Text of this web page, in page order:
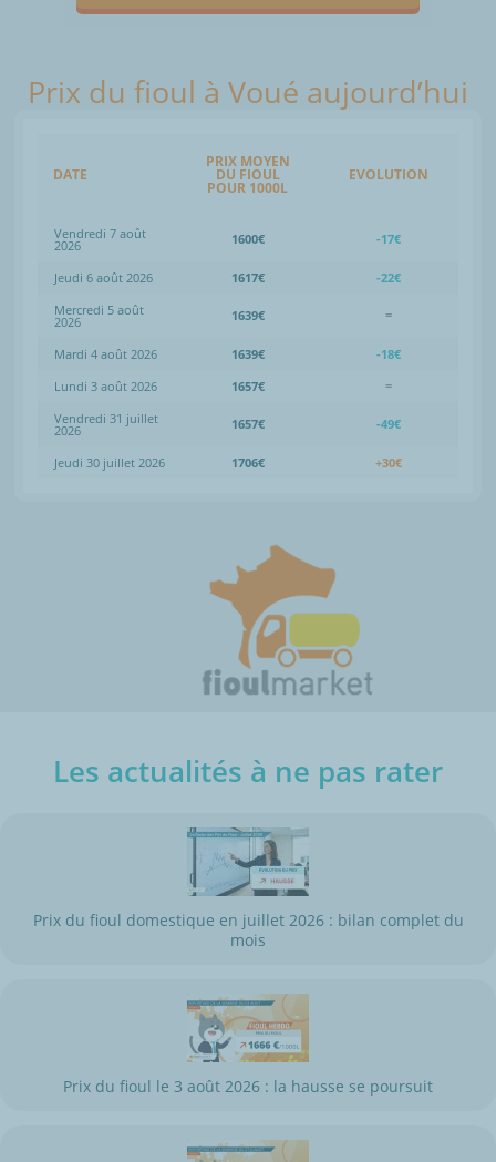
Prix du fioul à Voué aujourd’hui
DATE
PRIX MOYEN
DU FIOUL
POUR 1000L
EVOLUTION
Vendredi 7 août
2026 1600€ -17€
Jeudi 6 août 2026 1617€
-22€
Mercredi 5 août
2026 1639€ =
Mardi 4 août 2026 1639€
-18€
Lundi 3 août 2026
1657€
=
Vendredi 31 juillet
2026 1657€ -49€
Jeudi 30 juillet 2026 1706€ +30€
Les actualités à ne pas rater
Prix du fioul domestique en juillet 2026 : bilan complet du
mois
Prix du fioul le 3 août 2026 : la hausse se poursuit